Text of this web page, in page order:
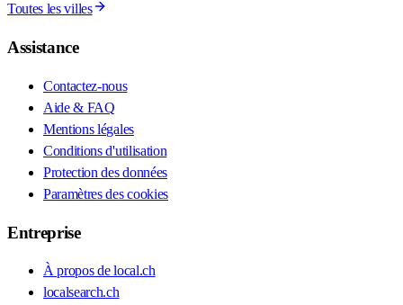
Toutes les villes
Assistance
Contactez-nous
Aide & FAQ
Mentions légales
Conditions d'utilisation
Protection des données
Paramètres des cookies
Entreprise
À propos de local.ch
localsearch.ch